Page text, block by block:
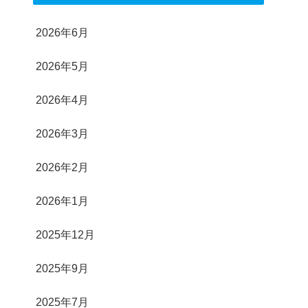
2026年6月
2026年5月
2026年4月
2026年3月
2026年2月
2026年1月
2025年12月
2025年9月
2025年7月